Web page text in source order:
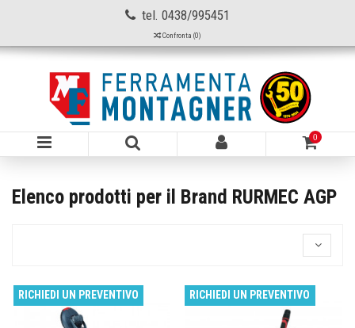
tel. 0438/995451
Confronta (0)
0
Elenco prodotti per il Brand RURMEC AGP
RICHIEDI UN PREVENTIVO RICHIEDI UN PREVENTIVO